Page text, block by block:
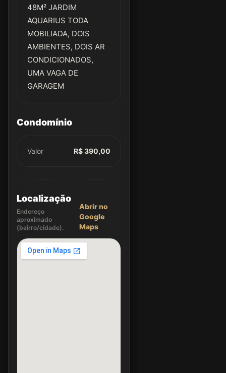
48M² JARDIM
AQUARIUS TODA
MOBILIADA, DOIS
AMBIENTES, DOIS AR
CONDICIONADOS,
UMA VAGA DE
GARAGEM
Condomínio
Valor R$ 390,00
Localização
Endereço
aproximado
(bairro/cidade).
Abrir no
Google
Maps